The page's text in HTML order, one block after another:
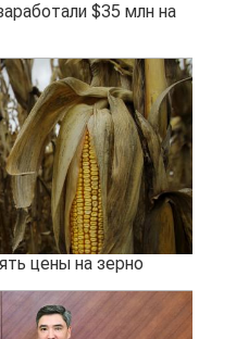
$35 млн на
цены на зерно